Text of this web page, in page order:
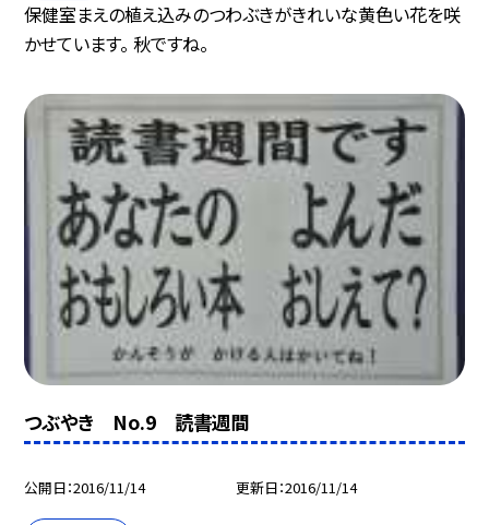
保健室まえの植え込みのつわぶきがきれいな黄色い花を咲
かせています。 秋ですね。
つぶやき No.9 読書週間
公開日 2016/11/14 更新日 2016/11/14